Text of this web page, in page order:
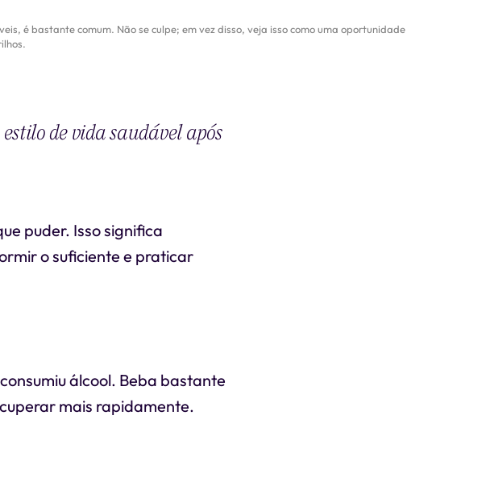
é bastante comum. Não se culpe; em vez disso, veja isso como uma oportunidade
de vida saudável após
puder. Isso significa
o suficiente e praticar
álcool. Beba bastante
mais rapidamente.